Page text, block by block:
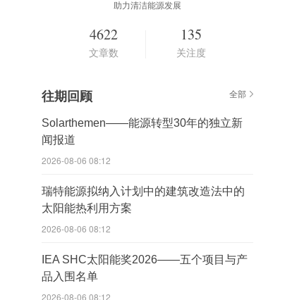
助力清洁能源发展
4622
文章数
135
关注度
往期回顾 全部
Solarthemen——能源转型30年的独立新
闻报道
2026-08-06 08:12
瑞特能源拟纳入计划中的建筑改造法中的
太阳能热利用方案
2026-08-06 08:12
IEA SHC太阳能奖2026——五个项目与产
品入围名单
2026-08-06 08:12